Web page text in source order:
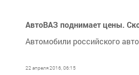
АвтоВАЗ поднимает цены.
Автомобили российского
22 апреля 2016, 06:15